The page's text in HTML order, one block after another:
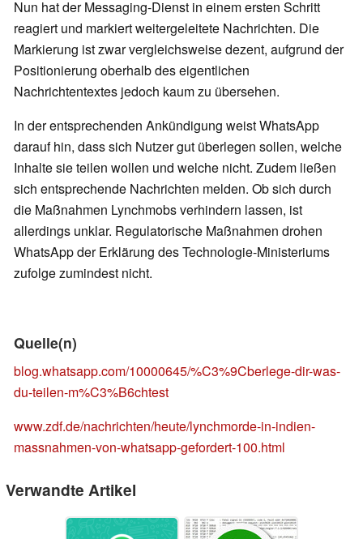
Nun hat der Messaging-Dienst in einem ersten Schritt
reagiert und markiert weitergeleitete Nachrichten. Die
Markierung ist zwar vergleichsweise dezent, aufgrund der
Positionierung oberhalb des eigentlichen
Nachrichtentextes jedoch kaum zu übersehen.
In der entsprechenden Ankündigung weist WhatsApp
darauf hin, dass sich Nutzer gut überlegen sollen, welche
Inhalte sie teilen wollen und welche nicht. Zudem ließen
sich entsprechende Nachrichten melden. Ob sich durch
die Maßnahmen Lynchmobs verhindern lassen, ist
allerdings unklar. Regulatorische Maßnahmen drohen
WhatsApp der Erklärung des Technologie-Ministeriums
zufolge zumindest nicht.
Quelle(n)
blog.whatsapp.com/10000645/%C3%9Cberlege-dir-was-
du-teilen-m%C3%B6chtest
www.zdf.de/nachrichten/heute/lynchmorde-in-indien-
massnahmen-von-whatsapp-gefordert-100.html
Verwandte Artikel